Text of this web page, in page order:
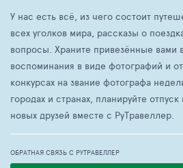
У нас есть всё, из чего состоит
всех уголков мира, рассказы о
вопросы. Храните привезённые вами
воспоминания в виде фотографий и
конкурсах на звание фотографа
городах и странах, планируйте
новых друзей вместе с РуТравеллер.
ОБРАТНАЯ СВЯЗЬ С РУТРАВЕЛЛЕР